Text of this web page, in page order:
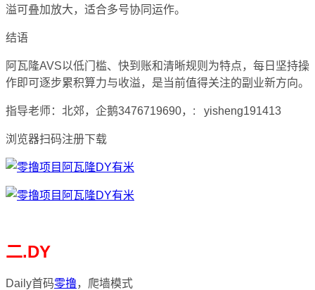
溢可叠加放大，适合多号协同运作。
结语
阿瓦隆AVS以低门槛、快到账和清晰规则为特点，每日坚持操
作即可逐步累积算力与收溢，是当前值得关注的副业新方向。
指导老师：北郊，企鹅3476719690，: yisheng191413
浏览器扫码注册下载
二.DY
Daily首码零撸，爬墙模式